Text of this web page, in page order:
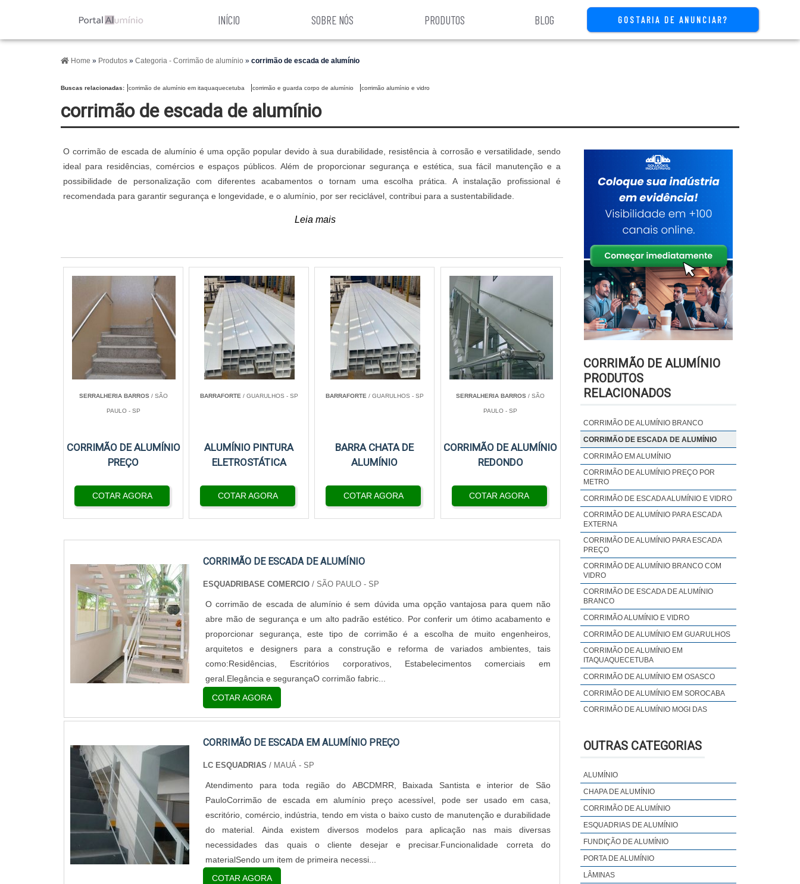
INÍCIO SOBRE NÓS PRODUTOS BLOG GOSTARIA DE ANUNCIAR?
Home » Produtos » Categoria - Corrimão de alumínio » corrimão de escada de alumínio
Buscas relacionadas: corrimão de alumínio em itaquaquecetuba corrimão e guarda corpo de alumínio corrimão alumínio e vidro
corrimão de escada de alumínio
O corrimão de escada de alumínio é uma opção popular devido à sua durabilidade, resistência à corrosão e versatilidade, sendo
ideal para residências, comércios e espaços públicos. Além de proporcionar segurança e estética, sua fácil manutenção e a
possibilidade de personalização com diferentes acabamentos o tornam uma escolha prática. A instalação profissional é
recomendada para garantir segurança e longevidade, e o alumínio, por ser reciclável, contribui para a sustentabilidade.
SERRALHERIA BARROS/ SÃO
PAULO - SP
CORRIMÃO DE ALUMÍNIO
PREÇO
COTAR AGORA
BARRAFORTE / GUARULHOS - SP
ALUMÍNIO PINTURA
ELETROSTÁTICA
COTAR AGORA
BARRAFORTE / GUARULHOS - SP
BARRA CHATA DE
ALUMÍNIO
COTAR AGORA
SERRALHERIA BARROS / SÃO
PAULO - SP
CORRIMÃO DE ALUMÍNIO
REDONDO
COTAR AGORA
CORRIMÃO DE ESCADA DE ALUMÍNIO
ESQUADRIBASE COMERCIO / SÃO PAULO - SP
O corrimão de escada de alumínio é sem dúvida uma opção vantajosa para quem não
abre mão de segurança e um alto padrão estético. Por conferir um ótimo acabamento e
proporcionar segurança, este tipo de corrimão é a escolha de muito engenheiros,
arquitetos e designers para a construção e reforma de variados ambientes, tais
como:Residências, Escritórios corporativos, Estabelecimentos comerciais em
geral.Elegância e segurançaO corrimão fabric...
COTAR AGORA
CORRIMÃO DE ESCADA EM ALUMÍNIO PREÇO
LC ESQUADRIAS / MAUÁ - SP
Atendimento para toda região do ABCDMRR, Baixada Santista e interior de São
PauloCorrimão de escada em alumínio preço acessível, pode ser usado em casa,
escritório, comércio, indústria, tendo em vista o baixo custo de manutenção e durabilidade
do material. Ainda existem diversos modelos para aplicação nas mais diversas
necessidades das quais o cliente desejar e precisar.Funcionalidade correta do
materialSendo um item de primeira necessi...
COTAR AGORA
CORRIMÃO DE ALUMÍNIO
PRODUTOS
RELACIONADOS
CORRIMÃO DE ALUMÍNIO BRANCO
CORRIMÃO DE ESCADA DE ALUMÍNIO
CORRIMÃO EM ALUMÍNIO
CORRIMÃO DE ALUMÍNIO PREÇO POR
METRO
CORRIMÃO DE ESCADA ALUMÍNIO E VIDRO
CORRIMÃO DE ALUMÍNIO PARA ESCADA
EXTERNA
CORRIMÃO DE ALUMÍNIO PARA ESCADA
PREÇO
CORRIMÃO DE ALUMÍNIO BRANCO COM
VIDRO
CORRIMÃO DE ESCADA DE ALUMÍNIO
BRANCO
CORRIMÃO ALUMÍNIO E VIDRO
CORRIMÃO DE ALUMÍNIO EM GUARULHOS
CORRIMÃO DE ALUMÍNIO EM
ITAQUAQUECETUBA
CORRIMÃO DE ALUMÍNIO EM OSASCO
CORRIMÃO DE ALUMÍNIO EM SOROCABA
CORRIMÃO DE ALUMÍNIO MOGI DAS
EM GUARULHOS
CORRIMÃO DE ALUMÍNIO SANTO ANDRÉ
CORRIMÃO E GUARDA CORPO DE
ALUMÍNIO
CORRIMÃO DE ALUMINIO PARA SACADA
CORRIMÃO DE ESCADA DE ALUMÍNIO
LINHA SUPREMA ESQUADRIAS
CORRIMÃO PARA ESCADA PRÉ MOLDADA
OUTRAS CATEGORIAS
ALUMÍNIO
CHAPA DE ALUMÍNIO
CORRIMÃO DE ALUMÍNIO
ESQUADRIAS DE ALUMÍNIO
FUNDIÇÃO DE ALUMÍNIO
PORTA DE ALUMÍNIO
LÂMINAS